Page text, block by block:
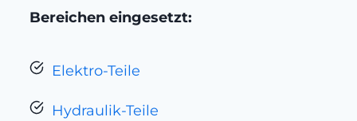
Bereichen eingesetzt:
Elektro-Teile
Hydraulik-Teile